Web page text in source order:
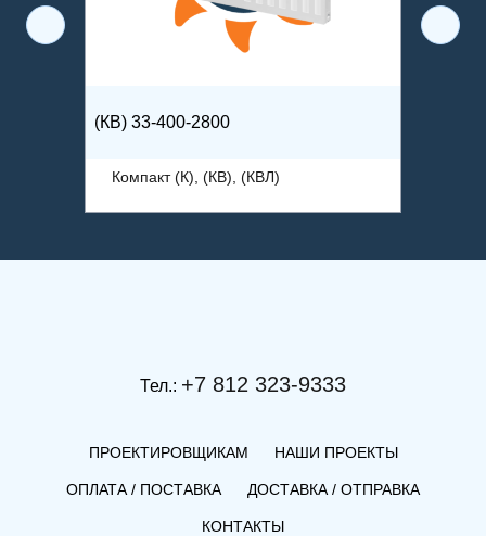
(КВ) 33-400-2800
Компакт (К), (КВ), (КВЛ)
Тел.: +7 812 323-9333
ПРОЕКТИРОВЩИКАМ НАШИ ПРОЕКТЫ
ОПЛАТА / ПОСТАВКА ДОСТАВКА / ОТПРАВКА
КОНТАКТЫ